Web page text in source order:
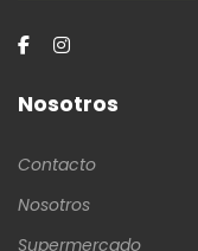
Nosotros
Contacto
Nosotros
Supermercado